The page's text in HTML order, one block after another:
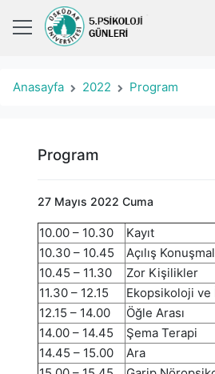
Anasayfa 2022 Program
Program
27 Mayıs 2022 Cuma
10.00 – 10.30
Kayıt
10.30 – 10.45
Açılış
10.45 – 11.30
Zor Kişilikler
11.30 – 12.15
Ekopsikoloji ve
12.15 – 14.00
Öğle Arası
14.00 – 14.45
Şema Terapi
14.45 – 15.00
Ara